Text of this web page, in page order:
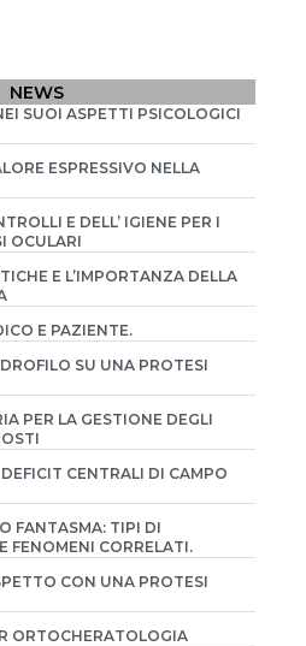
NEWS
SUOI ASPETTI PSICOLOGICI
ESPRESSIVO NELLA
E DELL’ IGIENE PER I
OCULARI
E L’IMPORTANZA DELLA
E PAZIENTE.
SU UNA PROTESI
PER LA GESTIONE DEGLI
CENTRALI DI CAMPO
FANTASMA: TIPI DI
FENOMENI CORRELATI.
CON UNA PROTESI
ORTOCHERATOLOGIA